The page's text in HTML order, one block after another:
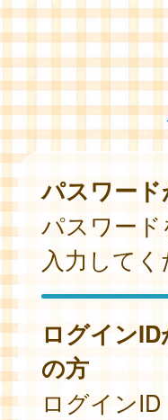
パスワー
パスワー
入力してく
ログイン
の方
ログインID